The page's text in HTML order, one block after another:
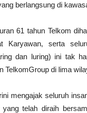
berlangsung di
61 tahun Telkom
Karyawan, serta
dan luring) ini tak
TelkomGroup di lima
mengajak seluruh
telah diraih